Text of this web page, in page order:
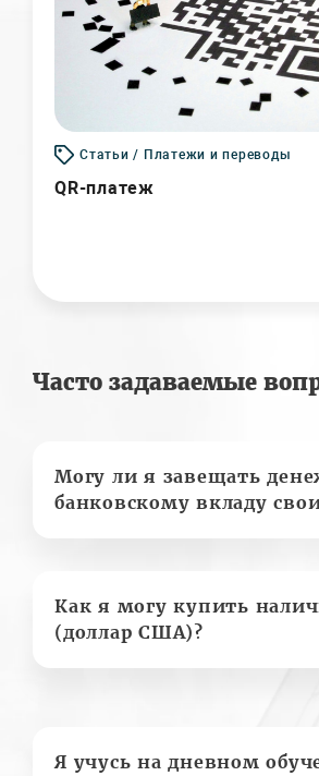
Статьи / Платежи и переводы
QR-платеж
Часто задаваемые
Могу ли я завещать
банковскому вкладу
Как я могу купить
(доллар США)?
Я учусь на дневном